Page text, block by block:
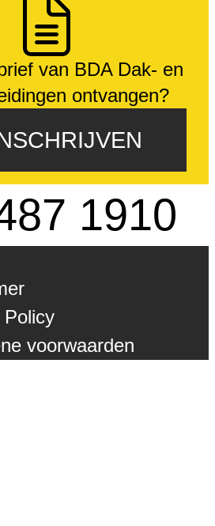
van BDA Dak- en
ontvangen?
1910
Policy
voorwaarden